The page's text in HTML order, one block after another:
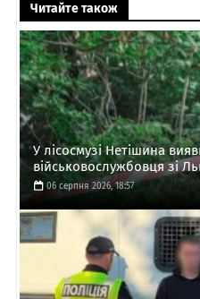
Читайте також
У лісосмузі Нетішина
військовослужбовця зі
06 серпня 2026, 18:57